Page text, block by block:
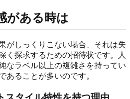
がある時は
がしっくりこない場合、それは失
く探求するための招待状です。人
なラベル以上の複雑さを持ってい
あることが多いのです。